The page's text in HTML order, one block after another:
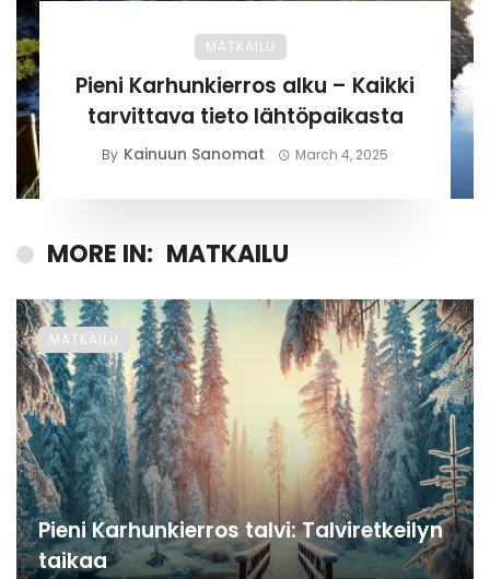
MATKAILU
Pieni Karhunkierros alku – Kaikki
tarvittava tieto lähtöpaikasta
By Kainuun Sanomat March 4, 2025
MORE IN: MATKAILU
Pieni Karhunkierros talvi: Talviretkeilyn
taikaa
MATKAILU